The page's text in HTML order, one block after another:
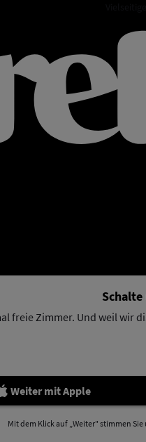
freie Zimmer. Und weil wir
Weiter mit Apple
Mit dem Klick auf „Weiter" stimmen Sie